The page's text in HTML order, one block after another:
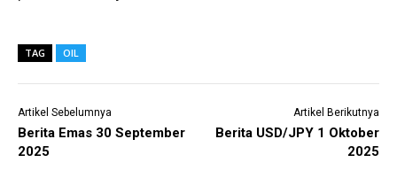
TAG OIL
Artikel Sebelumnya
Berita Emas 30 September
2025
Artikel Berikutnya
Berita USD/JPY 1 Oktober
2025